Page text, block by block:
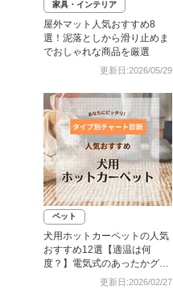
家具・インテリア
屋外マット人気おすすめ8
選！泥落としから滑り止めま
でおしゃれな商品を厳選
更新日:2026/05/29
ペット
犬用ホットカーペットの人気
おすすめ12選【適温は何
度？】電気式のあったかグッ
ズで寒さ対策更新日:2026/02/27